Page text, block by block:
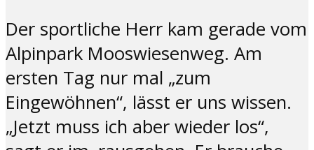
Der sportliche Herr kam gerade vom
Alpinpark Mooswiesenweg. Am
ersten Tag nur mal „zum
Eingewöhnen“, lässt er uns wissen.
„Jetzt muss ich aber wieder los“,